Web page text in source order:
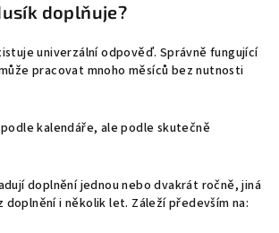
doplňuje?
univerzální odpověď. Správně fungující
pracovat mnoho měsíců bez nutnosti
kalendáře, ale podle skutečně
doplnění jednou nebo dvakrát ročně, jiná
doplnění i několik let. Záleží především na: